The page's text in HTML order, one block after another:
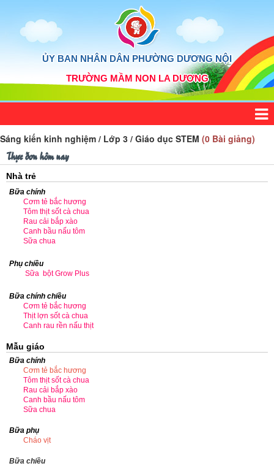
ỦY BAN NHÂN DÂN PHƯỜNG DƯƠNG NỘI
TRƯỜNG MẦM NON LA DƯƠNG
Sáng kiến kinh nghiệm / Lớp 3 / Giáo dục STEM (0 Bài giảng)
Thực đơn hôm nay
Nhà trẻ
Bữa chính
Cơm tẻ bắc hương
Tôm thịt sốt cà chua
Rau cải bắp xào
Canh bầu nấu tôm
Sữa chua
Phụ chiều
Sữa bột Grow Plus
Bữa chính chiều
Cơm tẻ bắc hương
Thịt lợn sốt cà chua
Canh rau rền nấu thịt
Mẫu giáo
Bữa chính
Cơm tẻ bắc hương
Tôm thịt sốt cà chua
Rau cải bắp xào
Canh bầu nấu tôm
Sữa chua
Bữa phụ
Cháo vịt
Bữa chiều